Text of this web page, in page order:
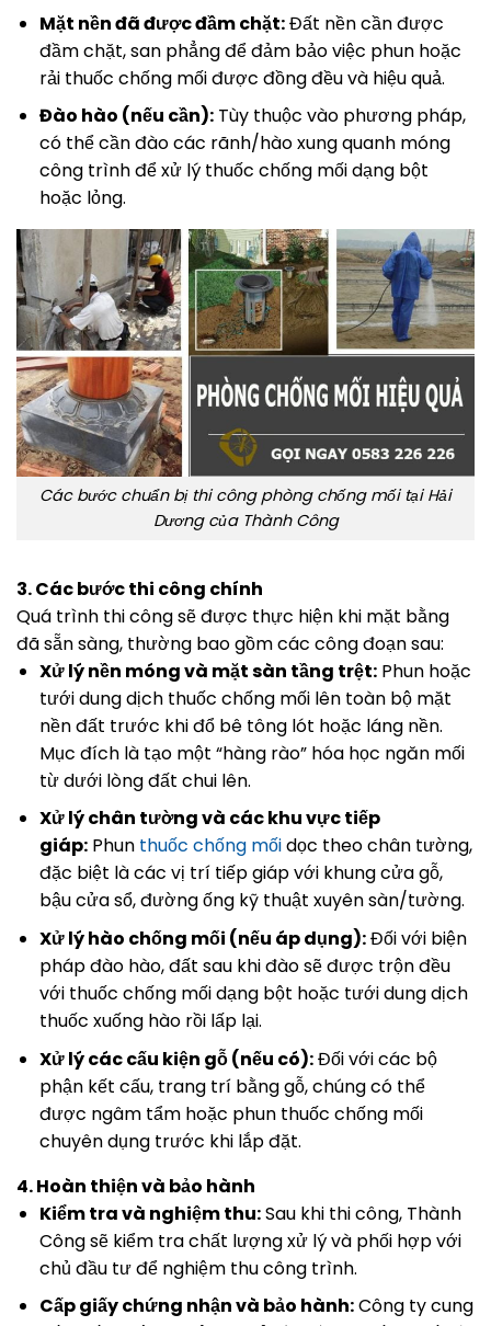
Mặt nền đã được đầm chặt:Đất nền cần được
đầm chặt, san phẳng để đảm bảo việc phun hoặc
rải thuốc chống mối được đồng đều và hiệu quả.
Đào hào (nếu cần):Tùy thuộc vào phương pháp,
có thể cần đào các rãnh/hào xung quanh móng
công trình để xử lý thuốc chống mối dạng bột
hoặc lỏng.
Các bước chuẩn bị thi công phòng chống mối tại Hải
Dương của Thành Công
3. Các bước thi công chính
Quá trình thi công sẽ được thực hiện khi mặt bằng
đã sẵn sàng, thường bao gồm các công đoạn sau:
Xử lý nền móng và mặt sàn tầng trệt:Phun hoặc
tưới dung dịch thuốc chống mối lên toàn bộ mặt
nền đất trước khi đổ bê tông lót hoặc láng nền.
Mục đích là tạo một “hàng rào” hóa học ngăn mối
từ dưới lòng đất chui lên.
Xử lý chân tường và các khu vực tiếp
giáp:Phun thuốc chống mốidọc theo chân tường,
đặc biệt là các vị trí tiếp giáp với khung cửa gỗ,
bậu cửa sổ, đường ống kỹ thuật xuyên sàn/tường.
Xử lý hào chống mối (nếu áp dụng):Đối với biện
pháp đào hào, đất sau khi đào sẽ được trộn đều
với thuốc chống mối dạng bột hoặc tưới dung dịch
thuốc xuống hào rồi lấp lại.
Xử lý các cấu kiện gỗ (nếu có):Đối với các bộ
phận kết cấu, trang trí bằng gỗ, chúng có thể
được ngâm tẩm hoặc phun thuốc chống mối
chuyên dụng trước khi lắp đặt.
4. Hoàn thiện và bảo hành
Kiểm tra và nghiệm thu:Sau khi thi công, Thành
Công sẽ kiểm tra chất lượng xử lý và phối hợp với
chủ đầu tư để nghiệm thu công trình.
Cấp giấy chứng nhận và bảo hành:Công ty cung